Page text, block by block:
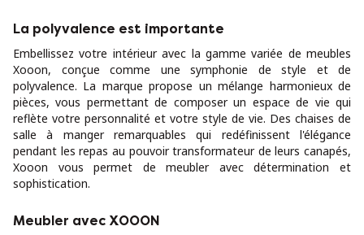
La polyvalence est importante
Embellissez votre intérieur avec la gamme variée de meubles
Xooon, conçue comme une symphonie de style et de
polyvalence. La marque propose un mélange harmonieux de
pièces, vous permettant de composer un espace de vie qui
reflète votre personnalité et votre style de vie. Des chaises de
salle à manger remarquables qui redéfinissent l'élégance
pendant les repas au pouvoir transformateur de leurs canapés,
Xooon vous permet de meubler avec détermination et
sophistication.
Meubler avec XOOON